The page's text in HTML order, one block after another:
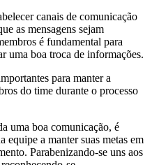
canais de comunicação
as mensagens sejam
é fundamental para
uma boa troca de informações.
para manter a
do time durante o processo
uma boa comunicação, é
equipe a manter suas metas em
Parabenizando-se uns aos